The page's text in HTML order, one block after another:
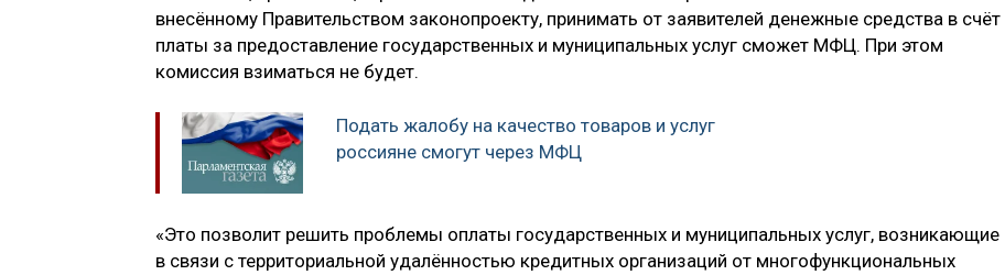
внесённому Правительством законопроекту, принимать от заявителей денежные средства в счёт
платы за предоставление государственных и муниципальных услуг сможет МФЦ. При этом
комиссия взиматься не будет.
Подать жалобу на качество товаров и услуг
россияне смогут через МФЦ
«Это позволит решить проблемы оплаты государственных и муниципальных услуг, возникающие
в связи с территориальной удалённостью кредитных организаций от многофункциональных